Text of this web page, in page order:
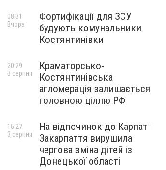
Фортифікації для ЗСУ
будують комунальники
Костянтинівки
08:31
Вчора
Краматорсько-
Костянтинівська
агломерація залишається
головною ціллю РФ
20:29
3 серпня
На відпочинок до Карпат і
Закарпаття вирушила
чергова зміна дітей із
Донецької області
15:27
3 серпня